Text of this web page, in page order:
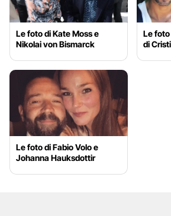
Le foto di Kate Moss e
Nikolai von Bismarck
Le
di
Le foto di Fabio Volo e
Johanna Hauksdottir